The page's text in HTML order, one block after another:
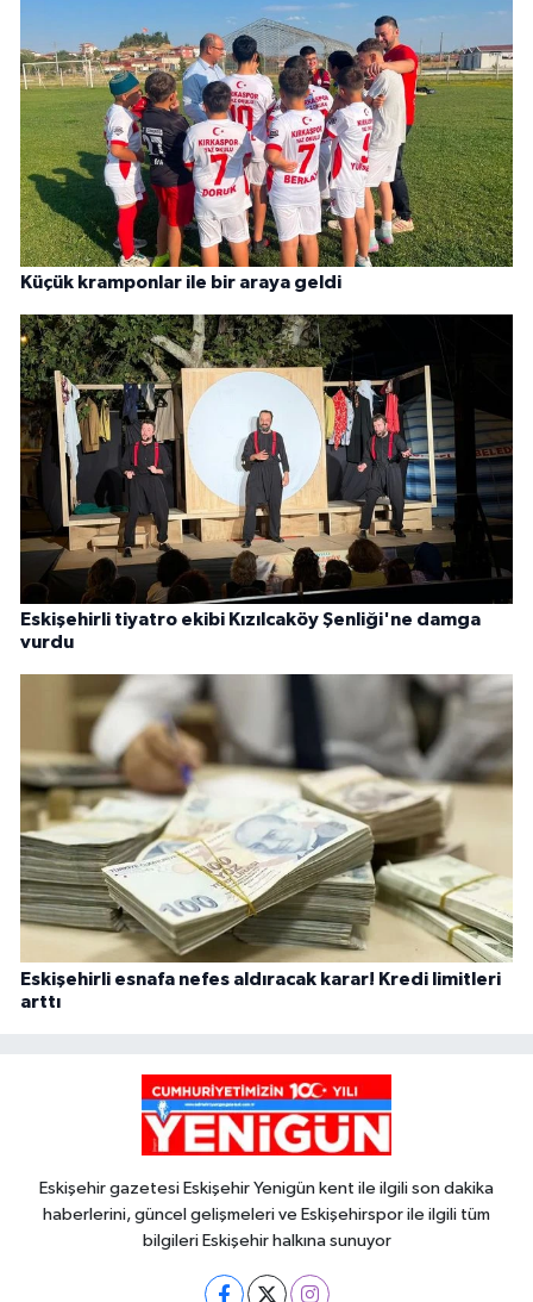
Küçük kramponlar ile bir araya geldi
Eskişehirli tiyatro ekibi Kızılcaköy Şenliği'ne damga
vurdu
Eskişehirli esnafa nefes aldıracak karar! Kredi limitleri
arttı
Eskişehir gazetesi Eskişehir Yenigün kent ile ilgili son dakika
haberlerini, güncel gelişmeleri ve Eskişehirspor ile ilgili tüm
bilgileri Eskişehir halkına sunuyor